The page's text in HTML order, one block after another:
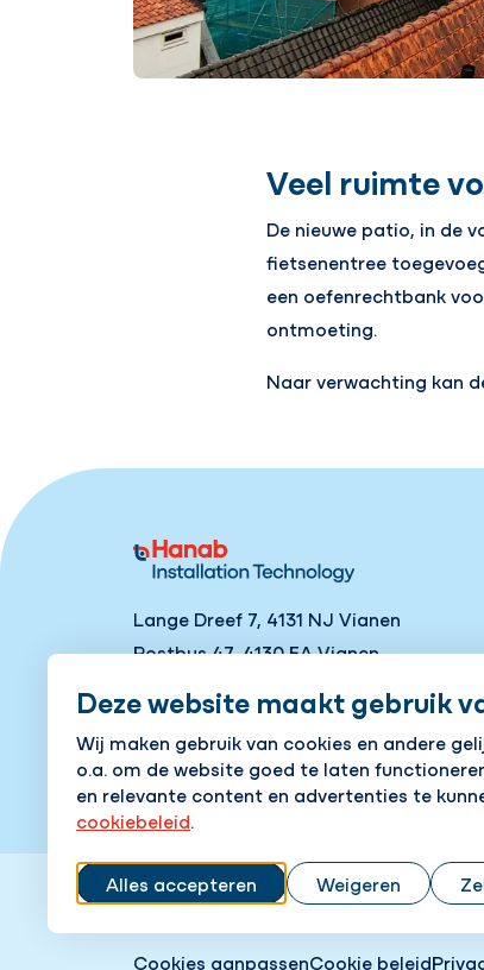
Deze website maakt gebruik
Wij maken gebruik van cookies en andere
o.a. om de website goed te laten
en relevante content en advertenties te
cookiebeleid.
Alles accepteren Weigeren
Veel ruimte
De nieuwe patio, in de
fietsenentree
een oefenrechtbank
ontmoeting.
Naar verwachting kan
Lange Dreef 7, 4131 NJ Vianen
Postbus 47, 4130 EA Vianen
Contact
Cookies aanpassenCookie beleid